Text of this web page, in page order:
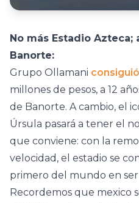
No más Estadio Azteca;
Banorte:
Grupo Ollamani consiguió
millones de pesos, a 12
de Banorte. A cambio, el
Úrsula pasará a tener el
que conviene: con la
velocidad, el estadio se
primero del mundo en
Recordemos que mexico